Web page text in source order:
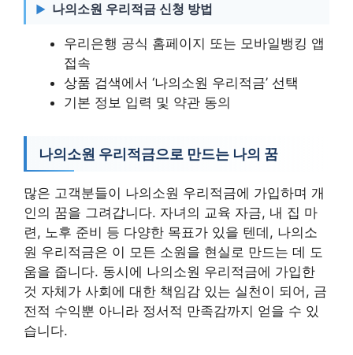
나의소원 우리적금 신청 방법
우리은행 공식 홈페이지 또는 모바일뱅킹 앱
접속
상품 검색에서 ‘나의소원 우리적금’ 선택
기본 정보 입력 및 약관 동의
나의소원 우리적금으로 만드는 나의 꿈
많은 고객분들이 나의소원 우리적금에 가입하며 개
인의 꿈을 그려갑니다. 자녀의 교육 자금, 내 집 마
련, 노후 준비 등 다양한 목표가 있을 텐데, 나의소
원 우리적금은 이 모든 소원을 현실로 만드는 데 도
움을 줍니다. 동시에 나의소원 우리적금에 가입한
것 자체가 사회에 대한 책임감 있는 실천이 되어, 금
전적 수익뿐 아니라 정서적 만족감까지 얻을 수 있
습니다.